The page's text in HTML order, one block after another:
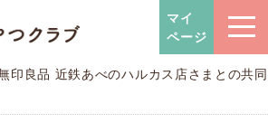
おてらおやつクラブ – たよっ
マイ
ページ
印良品 近鉄あべのハルカス店さまとの共同